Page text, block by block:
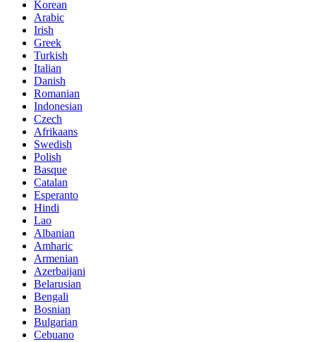
Korean
Arabic
Irish
Greek
Turkish
Italian
Danish
Romanian
Indonesian
Czech
Afrikaans
Swedish
Polish
Basque
Catalan
Esperanto
Hindi
Lao
Albanian
Amharic
Armenian
Azerbaijani
Belarusian
Bengali
Bosnian
Bulgarian
Cebuano